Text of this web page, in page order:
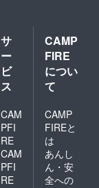
サ
ー
ビ
ス
CAM
PFI
RE
CAM
PFI
RE
CAMP
FIRE
につい
て
CAMP
FIREと
は
あんし
ん・安
全への